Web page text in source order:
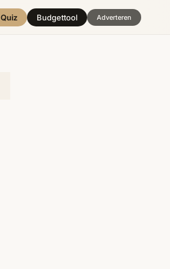
Quiz Budgettool Adverteren